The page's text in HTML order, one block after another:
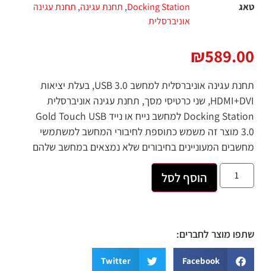
טאג
Docking Station
, תחנת עגינה, תחנת עגינה
אוניברסלית
₪589.00
תחנת עגינה אוניברסלית למחשב USB 3.0, בעלת יציאות
HDMI+DVI, שני כרטיסי מסך, תחנת עגינה אוניברסלית
Docking Station למחשב נייח או נייד Gold Touch USB
3.0 מוצר זה משמש כתוספת לחיבורי המחשב למשתמשי
מחשבים המעוניינים בחיבורים שלא נמצאים במחשב שלהם
הוסף לסל
שתפו מוצר לחברים:
Facebook
Twitter